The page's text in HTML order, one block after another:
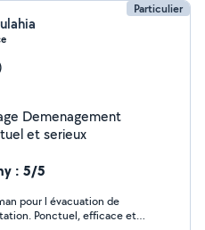
Particulier
et serieux
: 5/5
pour l évacuation de
Ponctuel, efficace et